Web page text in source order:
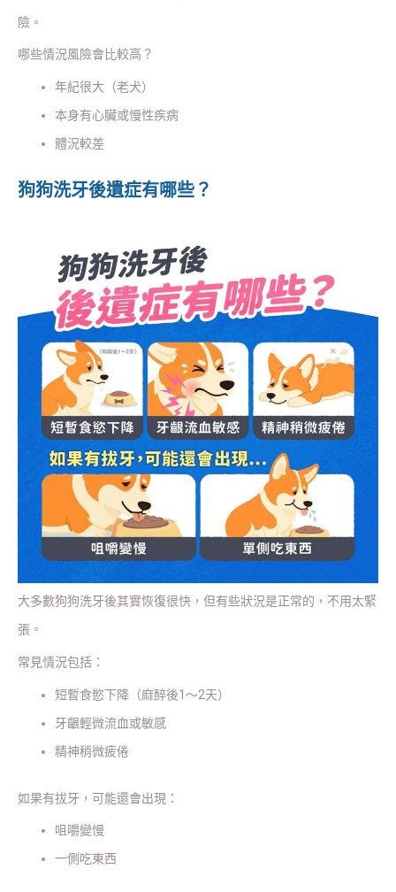
險。
哪些情況風險會比較高？
年紀很大（老犬）
本身有心臟或慢性疾病
體況較差
狗狗洗牙後遺症有哪些？
大多數狗狗洗牙後其實恢復很快，但有些狀況是正常的，不用太緊
張。
常見情況包括：
短暫食慾下降（麻醉後1～2天）
牙齦輕微流血或敏感
精神稍微疲倦
如果有拔牙，可能還會出現：
咀嚼變慢
一側吃東西